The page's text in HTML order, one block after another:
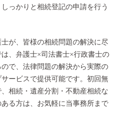
っかりと相続登記の申請を行う
が、皆様の相続問題の解決に尽
、弁護士×司法書士×行政書士の
で、法律問題の解決から実際の
ービスで提供可能です。初回無
相続・遺産分割・不動産相続な
る方は、お気軽に当事務所まで